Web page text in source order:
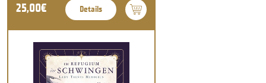
25,00€ Details